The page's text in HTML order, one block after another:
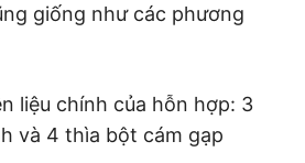
giống như các phương
liệu chính của hỗn hợp: 3
và 4 thìa bột cám gạp